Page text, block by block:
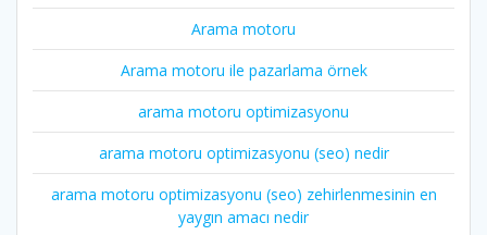
Arama motoru
Arama motoru ile pazarlama örnek
arama motoru optimizasyonu
arama motoru optimizasyonu (seo) nedir
arama motoru optimizasyonu (seo) zehirlenmesinin en
yaygın amacı nedir